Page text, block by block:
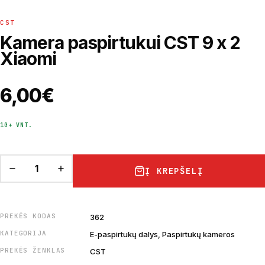
CST
Kamera paspirtukui CST 9 x 2
Xiaomi
6,00€
10+ VNT.
Į KREPŠELĮ
PREKĖS KODAS 362
KATEGORIJA E-paspirtukų dalys, Paspirtukų kameros
PREKĖS ŽENKLAS CST